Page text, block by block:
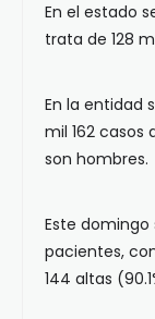
En el estado
trata de 128
En la entidad
mil 162 casos
son hombres.
Este
pacientes,
144 altas